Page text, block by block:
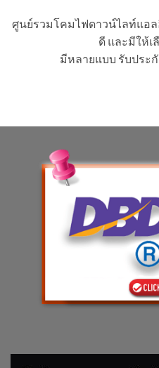
ศูนย์รวมโคมไฟดาวน์ไลท์แอ
ดี และมีให้
มีหลายแบบ รับประ